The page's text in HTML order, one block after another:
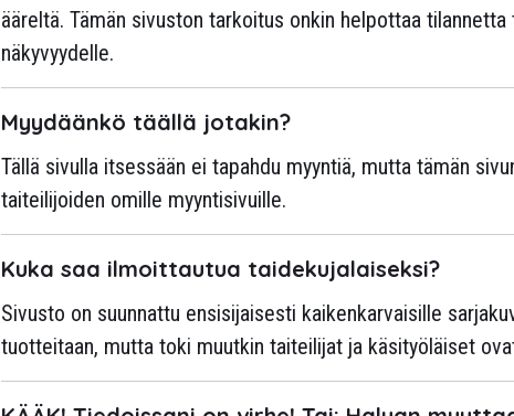
ääreltä. Tämän sivuston tarkoitus onkin helpottaa
näkyvyydelle.
Myydäänkö täällä jotakin?
Tällä sivulla itsessään ei tapahdu myyntiä, mutta tämän
taiteilijoiden omille myyntisivuille.
Kuka saa ilmoittautua taidekujalaiseksi?
Sivusto on suunnattu ensisijaisesti kaikenkarvaisille
tuotteitaan, mutta toki muutkin taiteilijat ja käsityöläiset